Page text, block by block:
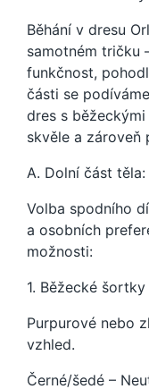
Běhání v dresu
samotném tričku
funkčnost,
části se
dres s
skvěle a zároveň
A. Dolní část
Volba spodního
a osobních
možnosti:
1. Běžecké šortky
Purpurové nebo
vzhled.
Černé/šedé –